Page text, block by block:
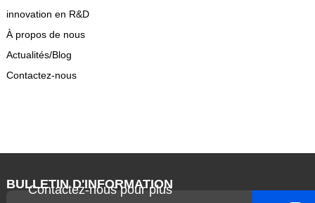
innovation en R&D
À propos de nous
Actualités/Blog
Contactez-nous
BULLETIN D'INFORMATION
Contactez-nous pour plus